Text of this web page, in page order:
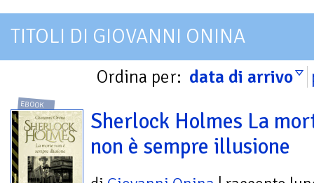
TITOLI DI GIOVANNI ONINA
Ordina per: data di arrivo
EBOOK
Sherlock Holmes La
non è sempre illusione